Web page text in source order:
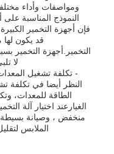
ومواصفات وأداء
النموذج المناسبة
فإن أجهزة التخمير
قد يكون لها
التخمير.أجهزة التخمير
لا
- تكلفة تشغيل
النظر أيضا في تكلفة
الطاقة للمعدات،
الغيارعند اختيار آلة
منخفض ، وصيانة بسيطة
الملابس